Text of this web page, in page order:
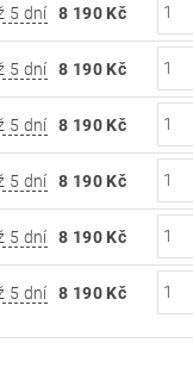
5 dní 8 190 Kč
5 dní 8 190 Kč
5 dní 8 190 Kč
5 dní 8 190 Kč
5 dní 8 190 Kč
5 dní 8 190 Kč